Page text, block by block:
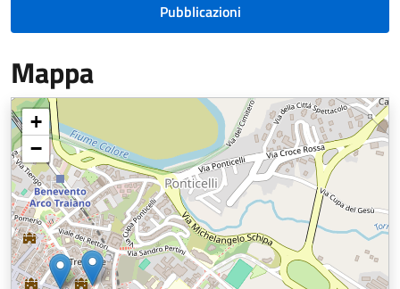
Pubblicazioni
Mappa
+
−